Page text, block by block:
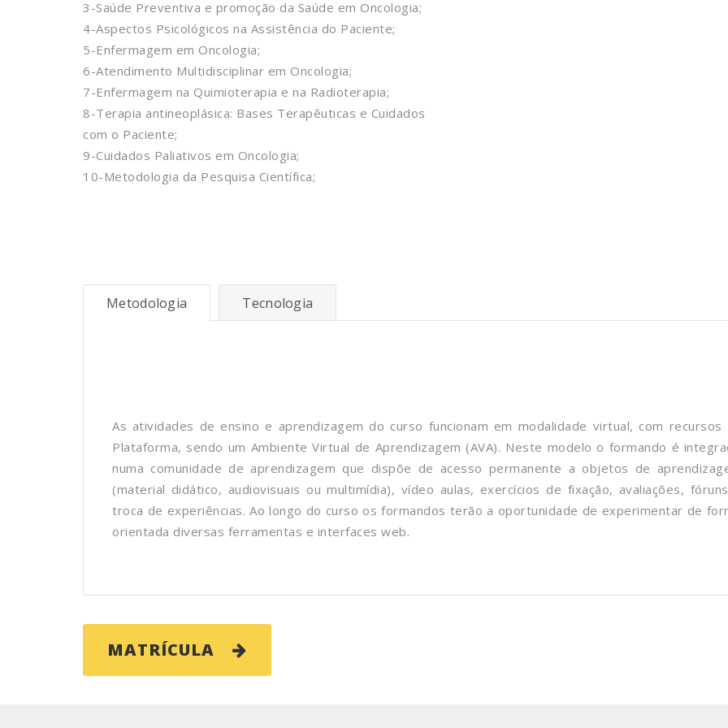
3-Saúde Preventiva e promoção da Saúde em Oncologia;
4-Aspectos Psicológicos na Assistência do Paciente;
5-Enfermagem em Oncologia;
6-Atendimento Multidisciplinar em Oncologia;
7-Enfermagem na Quimioterapia e na Radioterapia;
8-Terapia antineoplásica: Bases Terapêuticas e Cuidados
com o Paciente;
9-Cuidados Paliativos em Oncologia;
10-Metodologia da Pesquisa Científica;
Metodologia Tecnologia
As atividades de ensino e aprendizagem do curso funcionam em modalidade virtual, com recursos
Plataforma, sendo um Ambiente Virtual de Aprendizagem (AVA). Neste modelo o formando é
numa comunidade de aprendizagem que dispõe de acesso permanente a objetos de
(material didático, audiovisuais ou multimídia), vídeo aulas, exercícios de fixação, avaliações,
troca de experiências. Ao longo do curso os formandos terão a oportunidade de experimentar de
orientada diversas ferramentas e interfaces web.
MATRÍCULA